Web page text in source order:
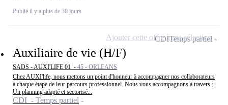
Publié il y a plus de 30 jours
Auxiliaire de vie (H/F)
SADS - AUXI'LIFE 01 - 45 - ORLEANS
Chez AUXI'life, nous mettons un point d'honneur à accompagner nos collaborateurs
à chaque étape de leur parcours professionnel. Nous vous accompagnons à travers :
Un planning adapté et sectorisé...
CDI - Temps partiel
CDITemps partiel
Ajouter cette offre à ma sélection